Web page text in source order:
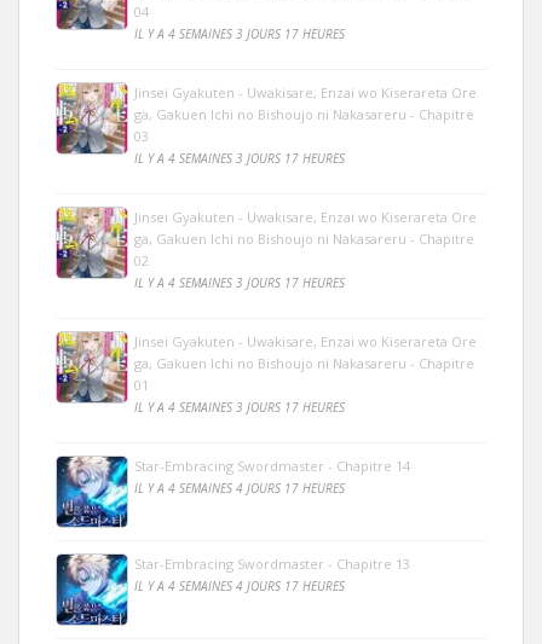
04
IL Y A 4 SEMAINES 3 JOURS 17 HEURES
Jinsei Gyakuten - Uwakisare, Enzai wo Kiserareta Ore
ga, Gakuen Ichi no Bishoujo ni Nakasareru - Chapitre
03
IL Y A 4 SEMAINES 3 JOURS 17 HEURES
Jinsei Gyakuten - Uwakisare, Enzai wo Kiserareta Ore
ga, Gakuen Ichi no Bishoujo ni Nakasareru - Chapitre
02
IL Y A 4 SEMAINES 3 JOURS 17 HEURES
Jinsei Gyakuten - Uwakisare, Enzai wo Kiserareta Ore
ga, Gakuen Ichi no Bishoujo ni Nakasareru - Chapitre
01
IL Y A 4 SEMAINES 3 JOURS 17 HEURES
Star-Embracing Swordmaster - Chapitre 14
IL Y A 4 SEMAINES 4 JOURS 17 HEURES
Star-Embracing Swordmaster - Chapitre 13
IL Y A 4 SEMAINES 4 JOURS 17 HEURES